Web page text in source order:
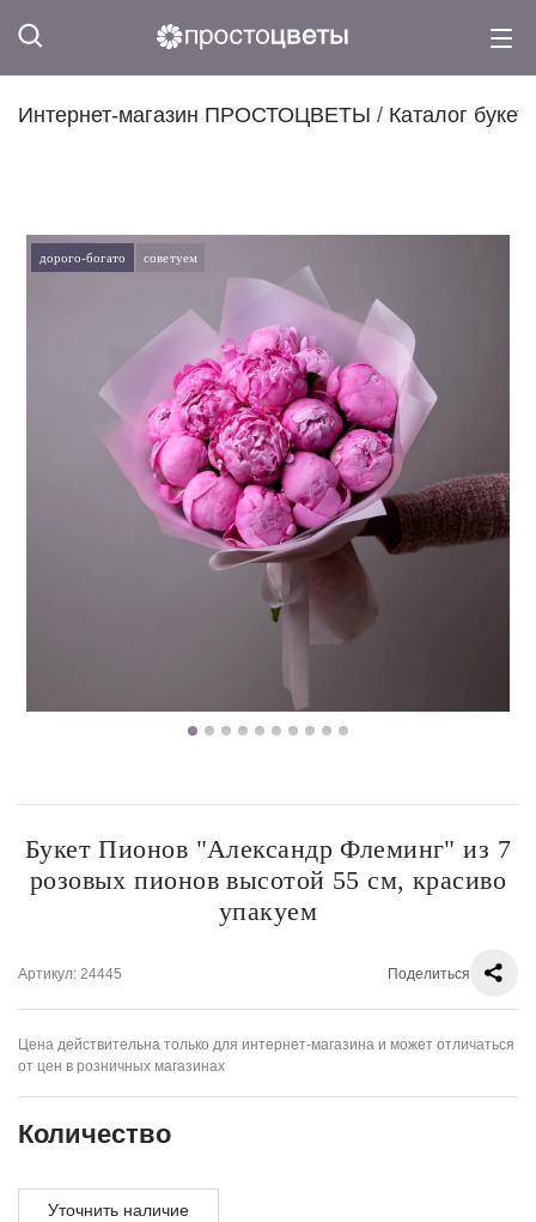
Интернет-магазин ПРОСТОЦВЕТЫ / Каталог
дорого-богато советуем
Букет Пионов "Александр Флеминг" из 7
розовых пионов высотой 55 см, красиво
упакуем
Артикул: 24445 Поделиться
Цена действительна только для интернет-магазина и может отличаться
от цен в розничных магазинах
Количество
Уточнить наличие